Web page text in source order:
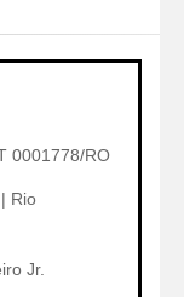
0001778/RO
Rio
Jr.